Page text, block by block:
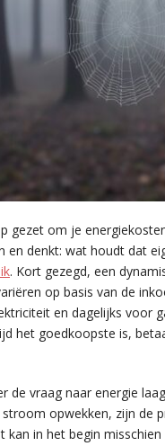
gezet om je
en denkt: wat houdt dat
. Kort gezegd, een
op basis van de
en dagelijks voor
het goedkoopste is,
de vraag naar energie
opwekken, zijn de
kan in het begin